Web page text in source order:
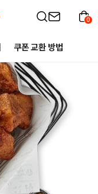
쿠폰 교환 방법
0